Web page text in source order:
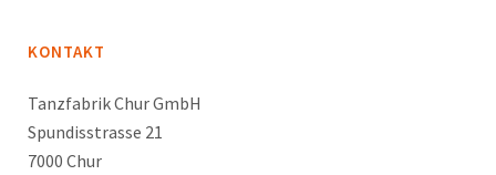
KONTAKT
Tanzfabrik Chur GmbH
Spundisstrasse 21
7000 Chur